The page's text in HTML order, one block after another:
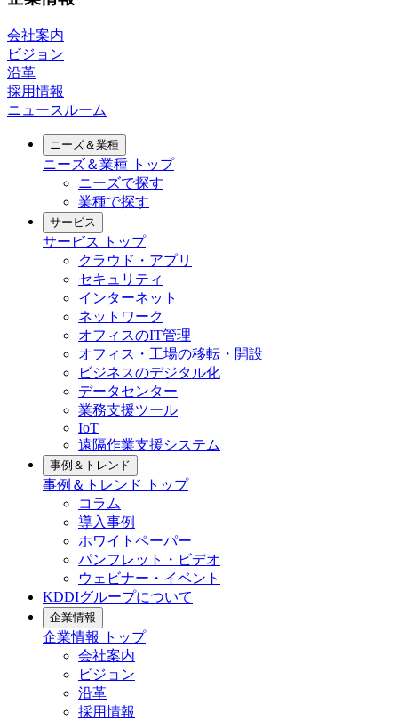
会社案内
ビジョン
沿革
採用情報
ニュースルーム
ニーズ＆業種
ニーズ＆業種 トップ
ニーズで探す
業種で探す
サービス
サービス
トップ
クラウド・アプリ
セキュリティ
インターネット
ネットワーク
オフィスのIT管理
オフィス・工場の移転・開設
ビジネスのデジタル化
データセンター
業務支援ツール
IoT
遠隔作業支援システム
事例＆トレンド
事例＆トレンド
トップ
コラム
導入事例
ホワイトペーパー
パンフレット・ビデオ
ウェビナー・イベント
KDDIグループについて
企業情報
企業情報
トップ
会社案内
ビジョン
沿革
採用情報